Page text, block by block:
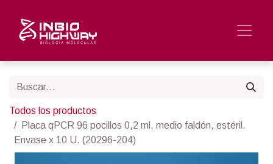
Todos los productos
Placa qPCR 96 pocillos 0,2 ml, medio faldón, estéril.
Envase x 10 U. (20296-204)